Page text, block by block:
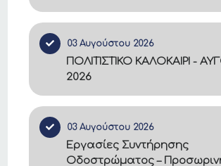
03 Αυγούστου 2026
ΠΟΛΙΤΙΣΤΙΚΟ ΚΑΛΟΚΑΙΡΙ -
2026
03 Αυγούστου 2026
Εργασίες Συντήρησης
Οδοστρώματος –